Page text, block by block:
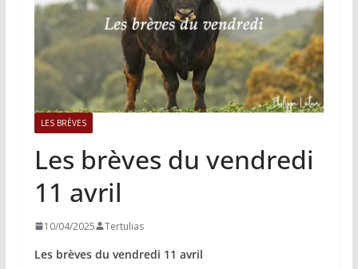
LES BRÈVES
Les brèves du vendredi
11 avril
10/04/2025 Tertulias
Les brèves du vendredi 11 avril